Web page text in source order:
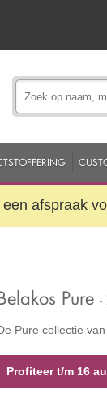
afspraak
Pure -
Pure collectie
Profiteer t/m 16